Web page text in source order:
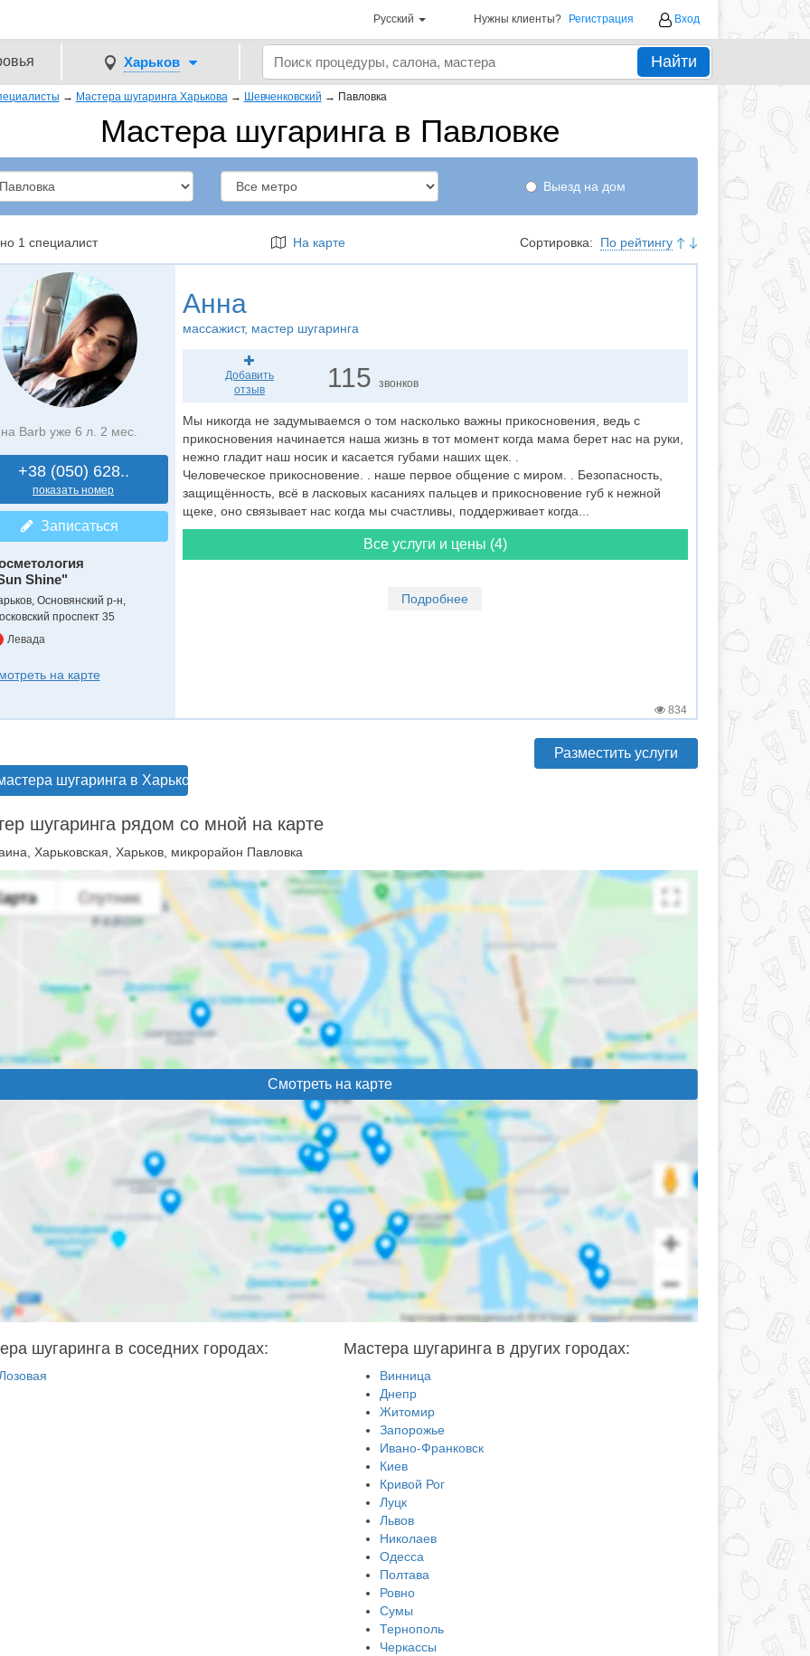
Русский Нужны клиенты? Регистрация Вход
Харьков Найти
→ Мастера шугаринга Харькова → Шевченковский → Павловка
Мастера шугаринга в Павловке
Выезд на дом
1 специалист На карте Сортировка: По рейтингу
на Barb уже 6 л. 2 мес.
+38 (050) 628..
показать номер
Записаться
Shine"
Основянский р-н,
проспект 35
Левада
на карте
Анна
массажист, мастер шугаринга
Добавить
отзыв
115звонков
Мы никогда не задумываемся о том насколько важны прикосновения, ведь с
прикосновения начинается наша жизнь в тот момент когда мама берет нас на руки,
нежно гладит наш носик и касается губами наших щек. .
Человеческое прикосновение. . наше первое общение с миром. . Безопасность,
защищённость, всё в ласковых касаниях пальцев и прикосновение губ к нежной
щеке, оно связывает нас когда мы счастливы, поддерживает когда...
Все услуги и цены (4)
Подробнее
834
шугаринга в Харькове
Разместить услуги
шугаринга рядом со мной на карте
Харьковская, Харьков, микрорайон Павловка
Смотреть на карте
шугаринга в соседних городах: Мастера шугаринга в других городах:
Винница
Днепр
Житомир
Запорожье
Ивано-Франковск
Киев
Кривой Рог
Луцк
Львов
Николаев
Одесса
Полтава
Ровно
Сумы
Тернополь
Черкассы